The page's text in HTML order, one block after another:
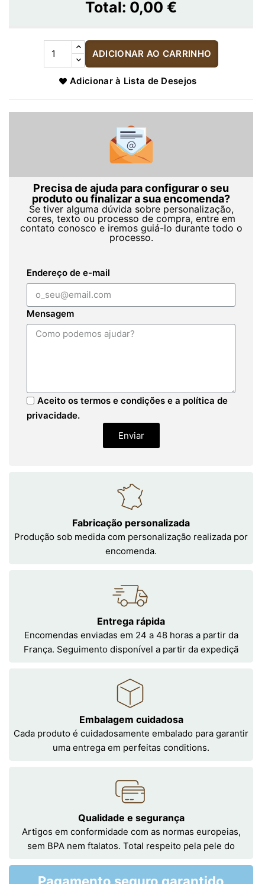
Total: 0,00 €
ADICIONAR AO CARRINHO
Adicionar à Lista de Desejos
Precisa de ajuda para configurar o seu
produto ou finalizar a sua encomenda?
Se tiver alguma dúvida sobre personalização,
cores, texto ou processo de compra, entre em
contato conosco e iremos guiá-lo durante todo o
processo.
Endereço de e-mail
Mensagem
Aceito os termos e condições e a política de
privacidade.
Enviar
Fabricação personalizada
Produção sob medida com personalização realizada por
encomenda.
Entrega rápida
Encomendas enviadas em 24 a 48 horas a partir da
França. Seguimento disponível a partir da expediçã
Embalagem cuidadosa
Cada produto é cuidadosamente embalado para garantir
uma entrega em perfeitas conditions.
Qualidade e segurança
Artigos em conformidade com as normas europeias,
sem BPA nem ftalatos. Total respeito pela pele do
Pagamento seguro garantido